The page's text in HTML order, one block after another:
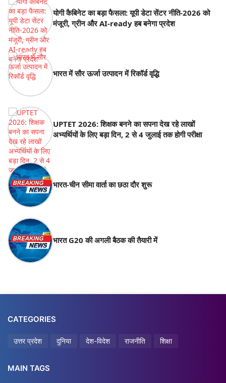
योगी कैबिनेट का बड़ा फैसला: यूपी डेटा सेंटर नीति-2026 को
मंजूरी, ग्रीन और AI-ready हब बनेगा प्रदेश
भारत में सौर ऊर्जा उत्पादन में रिकॉर्ड वृद्धि
UPTET 2026: शिक्षक बनने का सपना देख रहे लाखों
अभ्यर्थियों के लिए बड़ा दिन, 2 से 4 जुलाई तक होगी परीक्षा
भारत-चीन सीमा वार्ता का छठा दौर शुरू
भारत G20 की अगली बैठक की तैयारी में
CATEGORIES
उत्तर प्रदेश दुनिया देश-विदेश राजनीति शिक्षा
MAIN TAGS